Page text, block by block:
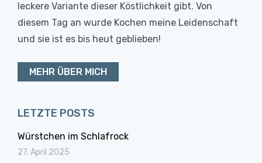
leckere Variante dieser Köstlichkeit gibt. Von
diesem Tag an wurde Kochen meine Leidenschaft
und sie ist es bis heut geblieben!
MEHR ÜBER MICH
LETZTE POSTS
Würstchen im Schlafrock
27. April 2025